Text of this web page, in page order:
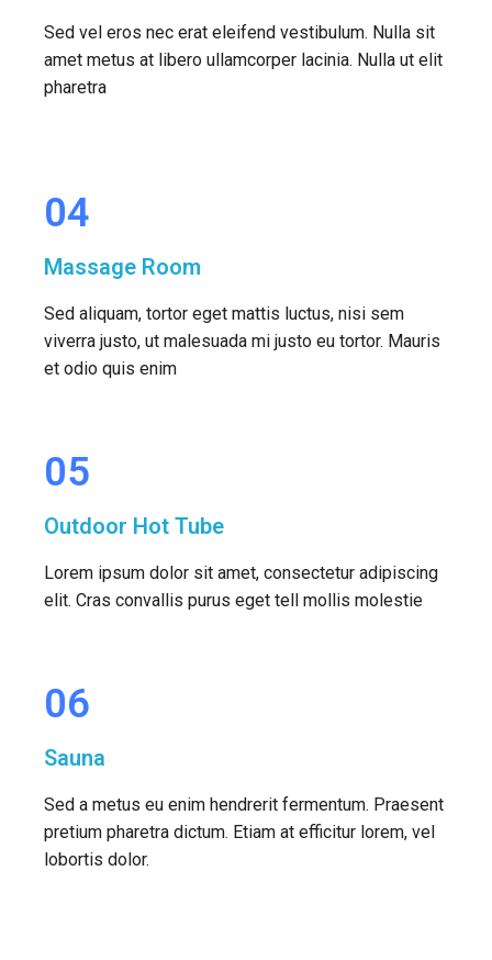
Sed vel eros nec erat eleifend vestibulum. Nulla sit
amet metus at libero ullamcorper lacinia. Nulla ut elit
pharetra
04
Massage Room
Sed aliquam, tortor eget mattis luctus, nisi sem
viverra justo, ut malesuada mi justo eu tortor. Mauris
et odio quis enim
05
Outdoor Hot Tube
Lorem ipsum dolor sit amet, consectetur adipiscing
elit. Cras convallis purus eget tell mollis molestie
06
Sauna
Sed a metus eu enim hendrerit fermentum. Praesent
pretium pharetra dictum. Etiam at efficitur lorem, vel
lobortis dolor.